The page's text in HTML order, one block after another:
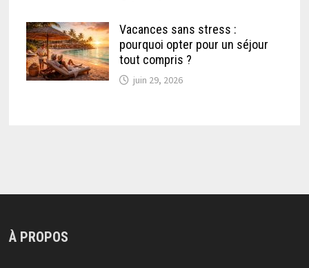
Vacances sans stress :
pourquoi opter pour un séjour
tout compris ?
juin 29, 2026
À PROPOS